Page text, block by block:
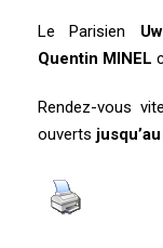
Le Parisien
Quentin MINEL
Rendez-vous
ouverts